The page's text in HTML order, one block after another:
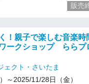
販売
！親子で楽しむ音楽
ークショップ ららプ
ェクト・さいたま
～2025/11/28日（金）